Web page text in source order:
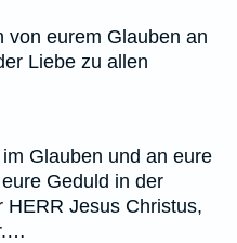
von eurem Glauben an
Liebe zu allen
Glauben und an eure
Geduld in der
HERR Jesus Christus,